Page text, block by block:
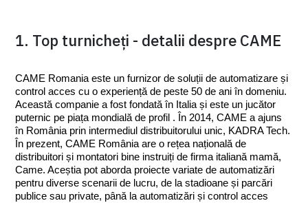
1. Top turnicheți - detalii despre CAME
CAME Romania este un furnizor de soluții de automatizare și
control acces cu o experiență de peste 50 de ani în domeniu.
Această companie a fost fondată în Italia și este un jucător
puternic pe piața mondială de profil . În 2014, CAME a ajuns
în România prin intermediul distribuitorului unic, KADRA Tech.
În prezent, CAME România are o rețea națională de
distribuitori și montatori bine instruiți de firma italiană mamă,
Came. Aceștia pot aborda proiecte variate de automatizări
pentru diverse scenarii de lucru, de la stadioane și parcări
publice sau private, până la automatizări și control acces